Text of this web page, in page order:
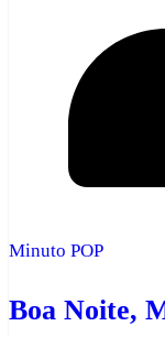
Minuto POP
Boa Noite,